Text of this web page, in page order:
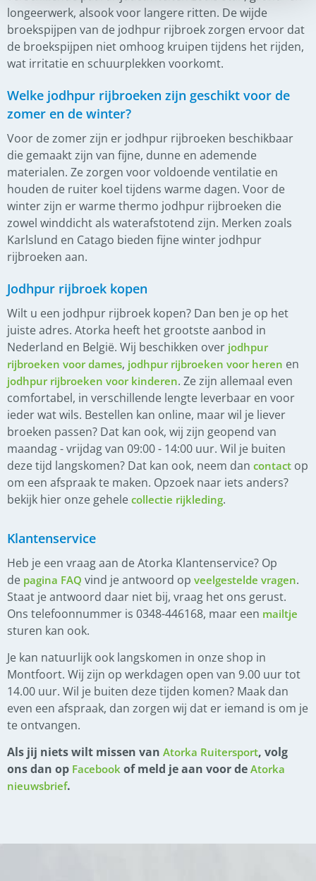
longeerwerk, alsook voor langere ritten​. De wijde
broekspijpen van de jodhpur rijbroek zorgen ervoor dat
de broekspijpen niet omhoog kruipen tijdens het rijden,
wat irritatie en schuurplekken voorkomt​​.
Welke jodhpur rijbroeken zijn geschikt voor de
zomer en de winter?
Voor de zomer zijn er jodhpur rijbroeken beschikbaar
die gemaakt zijn van fijne, dunne en ademende
materialen. Ze zorgen voor voldoende ventilatie en
houden de ruiter koel tijdens warme dagen. Voor de
winter zijn er warme thermo jodhpur rijbroeken die
zowel winddicht als waterafstotend zijn. Merken zoals
Karlslund en Catago bieden fijne winter jodhpur
rijbroeken aan.
Jodhpur rijbroek kopen
Wilt u een jodhpur rijbroek kopen? Dan ben je op het
juiste adres. Atorka heeft het grootste aanbod in
Nederland en België. Wij beschikken over jodhpur
rijbroeken voor dames, jodhpur rijbroeken voor heren en
jodhpur rijbroeken voor kinderen. Ze zijn allemaal even
comfortabel, in verschillende lengte leverbaar en voor
ieder wat wils. Bestellen kan online, maar wil je liever
broeken passen? Dat kan ook, wij zijn geopend van
maandag - vrijdag van 09:00 - 14:00 uur. Wil je buiten
deze tijd langskomen? Dat kan ook, neem dan contact op
om een afspraak te maken. Opzoek naar iets anders?
bekijk hier onze gehele collectie rijkleding.
Klantenservice
Heb je een vraag aan de Atorka Klantenservice? Op
de pagina FAQ vind je antwoord op veelgestelde vragen.
Staat je antwoord daar niet bij, vraag het ons gerust.
Ons telefoonnummer is 0348-446168, maar een mailtje
sturen kan ook.
Je kan natuurlijk ook langskomen in onze shop in
Montfoort. Wij zijn op werkdagen open van 9.00 uur tot
14.00 uur. Wil je buiten deze tijden komen? Maak dan
even een afspraak, dan zorgen wij dat er iemand is om je
te ontvangen.
Als jij niets wilt missen van Atorka Ruitersport, volg
ons dan op Facebook of meld je aan voor de Atorka
nieuwsbrief.